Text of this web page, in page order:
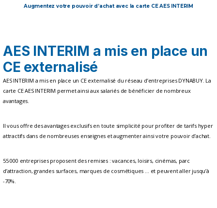
Augmentez votre pouvoir d’achat avec la carte CE AES INTERIM
AES INTERIM a mis en place un
CE externalisé
AES INTERIM a mis en place un CE externalisé du réseau d’entreprises DYNABUY. La
carte CE AES INTERIM permet ainsi aux salariés de bénéficier de nombreux
avantages.
Il vous offre des avantages exclusifs en toute simplicité pour profiter de tarifs hyper
attractifs dans de nombreuses enseignes et augmenter ainsi votre pouvoir d’achat.
55 000 entreprises proposent des remises : vacances, loisirs, cinémas, parc
d’attraction, grandes surfaces, marques de cosmétiques … et peuvent aller jusqu’à
-70%.